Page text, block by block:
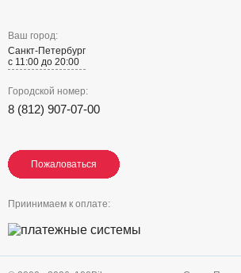
Ваш город:
Санкт-Петербург
с 11:00 до 20:00
Городской номер:
8 (812) 907-07-00
Пожаловаться
Пожаловаться
Пожаловаться
Приинимаем к оплате: